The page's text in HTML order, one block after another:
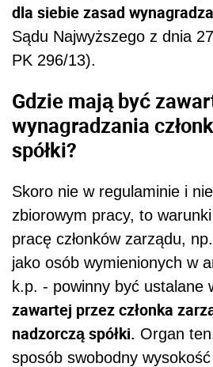
dla siebie zasad
Sądu Najwyższego z dnia
PK 296/13).
Gdzie mają być
wynagradzania
spółki?
Skoro nie w regulaminie i
zbiorowym pracy, to
pracę członków zarządu,
jako osób wymienionych w
k.p. - powinny być ustalane
zawartej przez członka
nadzorczą spółki. Organ
sposób swobodny